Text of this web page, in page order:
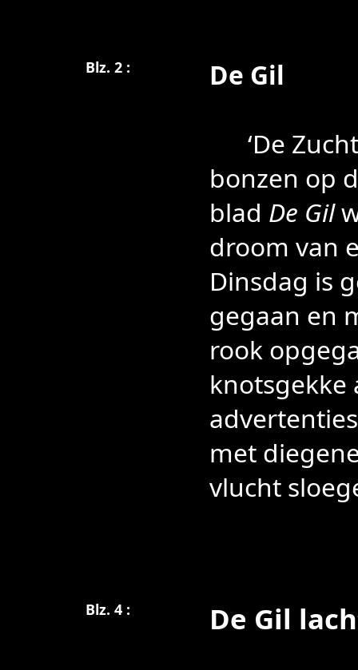
Blz. 2 :
De Gil
‘De
bonzen op
blad De Gil
droom van
Dinsdag is
gegaan en
rook
knotsgekke
met
vlucht
Blz. 4 : De Gil